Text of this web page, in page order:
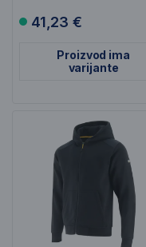
41,23 €
Proizvod ima
varijante